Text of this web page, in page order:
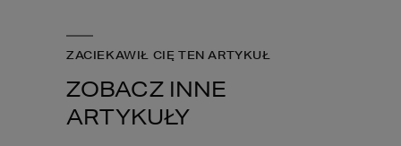
ZACIEKAWIŁ CIĘ TEN ARTYKUŁ
ZOBACZ INNE
ARTYKUŁY